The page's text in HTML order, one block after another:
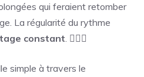
qui feraient retomber
La régularité du rythme
constant. 🏃🏻‍♂️
simple à travers le